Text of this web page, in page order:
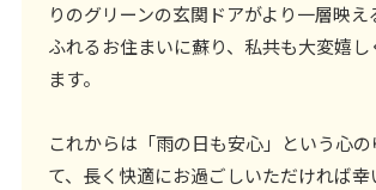
りのグリーンの玄関ドアがより一層映え
ふれるお住まいに蘇り、私共も大変嬉し
ます。
これからは「雨の日も安心」という心
て、長く快適にお過ごしいただければ